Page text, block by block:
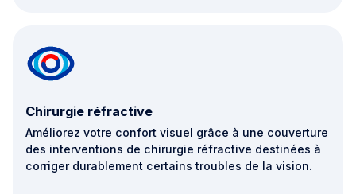
Chirurgie réfractive
Améliorez votre confort visuel grâce à une couverture
des interventions de chirurgie réfractive destinées à
corriger durablement certains troubles de la vision.